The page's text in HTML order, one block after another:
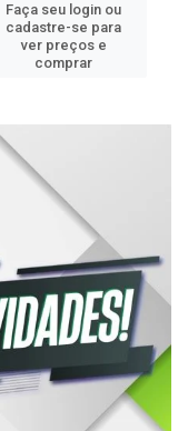
Faça seu login ou
cadastre-se para
ver preços e
comprar